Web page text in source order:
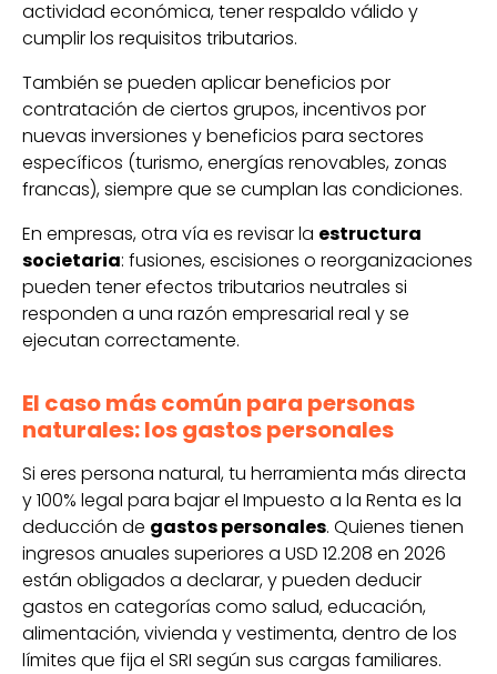
actividad económica, tener respaldo válido y
cumplir los requisitos tributarios.
También se pueden aplicar beneficios por
contratación de ciertos grupos, incentivos por
nuevas inversiones y beneficios para sectores
específicos (turismo, energías renovables, zonas
francas), siempre que se cumplan las condiciones.
En empresas, otra vía es revisar la estructura
societaria: fusiones, escisiones o reorganizaciones
pueden tener efectos tributarios neutrales si
responden a una razón empresarial real y se
ejecutan correctamente.
El caso más común para personas
naturales: los gastos personales
Si eres persona natural, tu herramienta más directa
y 100% legal para bajar el Impuesto a la Renta es la
deducción de gastos personales. Quienes tienen
ingresos anuales superiores a USD 12.208 en 2026
están obligados a declarar, y pueden deducir
gastos en categorías como salud, educación,
alimentación, vivienda y vestimenta, dentro de los
límites que fija el SRI según sus cargas familiares.